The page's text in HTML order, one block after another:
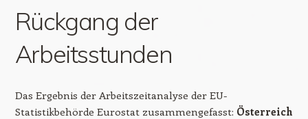
Rückgang der
Arbeitsstunden
Das Ergebnis der Arbeitszeitanalyse der EU-
Statistikbehörde Eurostat zusammengefasst: Österreich